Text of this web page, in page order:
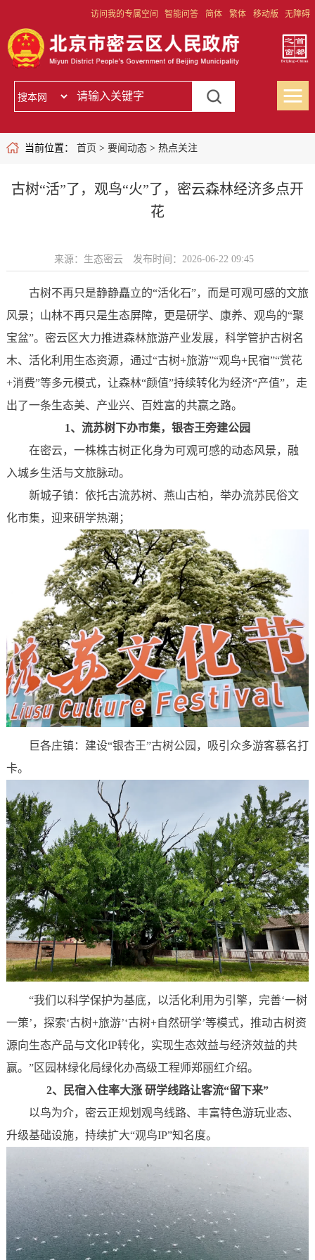
访问我的专属空间 智能问答 简体 繁体 移动版 无障碍
当前位置： 首页 > 要闻动态> 热点关注
古树“活”了，观鸟“火”了，密云森林经济多点开
花
来源：生态密云 发布时间：2026-06-22 09:45
古树不再只是静静矗立的“活化石”，而是可观可感的文旅
风景；山林不再只是生态屏障，更是研学、康养、观鸟的“聚
宝盆”。密云区大力推进森林旅游产业发展，科学管护古树名
木、活化利用生态资源，通过“古树+旅游”“观鸟+民宿”“赏花
+消费”等多元模式，让森林“颜值”持续转化为经济“产值”，走
出了一条生态美、产业兴、百姓富的共赢之路。
1、 流苏树下办市集，银杏王旁建公园
在密云，一株株古树正化身为可观可感的动态风景，融
入城乡生活与文旅脉动。
新城子镇：依托古流苏树、燕山古柏，举办流苏民俗文
化市集，迎来研学热潮；
巨各庄镇：建设“银杏王”古树公园，吸引众多游客慕名打
卡。
“我们以科学保护为基底，以活化利用为引擎，完善‘一树
一策’，探索‘古树+旅游’‘古树+自然研学’等模式，推动古树资
源向生态产品与文化IP转化，实现生态效益与经济效益的共
赢。”区园林绿化局绿化办高级工程师郑丽红介绍。
2、
民宿入住率大涨 研学线路让客流“留下来”
以鸟为介，密云正规划观鸟线路、丰富特色游玩业态、
升级基础设施，持续扩大“观鸟IP”知名度。